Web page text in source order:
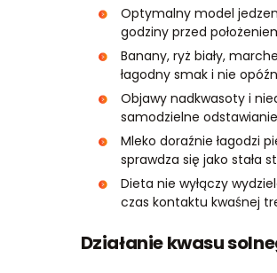
Optymalny model
godziny przed
Banany, ryż biały,
łagodny smak i nie
Objawy nadkwasoty i
samodzielne
Mleko doraźnie łagodzi
sprawdza się jako stała
Dieta nie wyłączy
czas kontaktu kwaśnej
Działanie kwasu